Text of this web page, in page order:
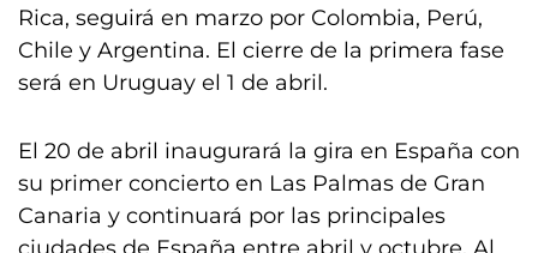
Rica, seguirá en marzo por Colombia, Perú,
Chile y Argentina. El cierre de la primera fase
será en Uruguay el 1 de abril.
El 20 de abril inaugurará la gira en España con
su primer concierto en Las Palmas de Gran
Canaria y continuará por las principales